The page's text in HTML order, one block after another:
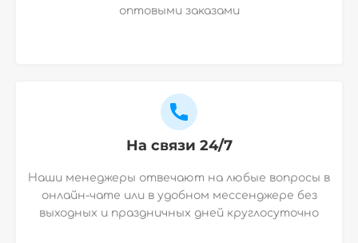
оптовыми заказами
На связи 24/7
Наши менеджеры отвечают на любые вопросы в
онлайн-чате или в удобном мессенджере без
выходных и праздничных дней круглосуточно